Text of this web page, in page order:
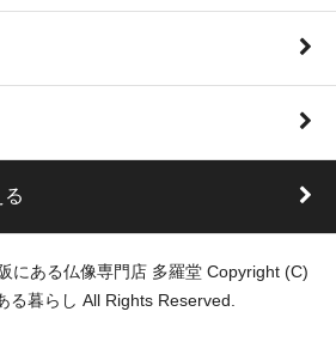
にある仏像専門店 多羅堂 Copyright (C)
る暮らし All Rights Reserved.